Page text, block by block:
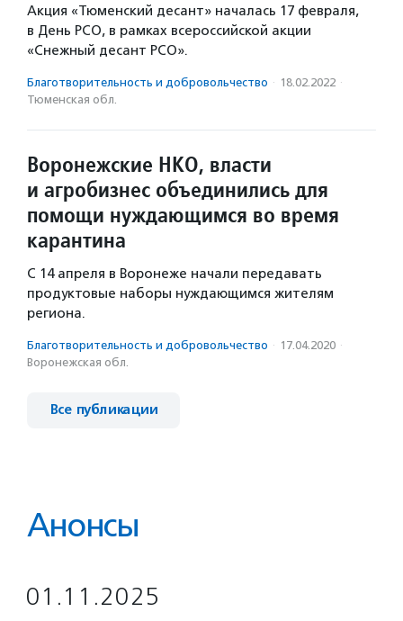
Акция «Тюменский десант» началась 17 февраля,
в День РСО, в рамках всероссийской акции
«Снежный десант РСО».
Благотвори­тель­ность и доброволь­чест­во · 18.02.2022 ·
Тюменская обл.
Воронежские НКО, власти
и агробизнес объединились для
помощи нуждающимся во время
карантина
С 14 апреля в Воронеже начали передавать
продуктовые наборы нуждающимся жителям
региона.
Благотвори­тель­ность и доброволь­чест­во · 17.04.2020 ·
Воронежская обл.
Все публикации
Анонсы
01.11.2025